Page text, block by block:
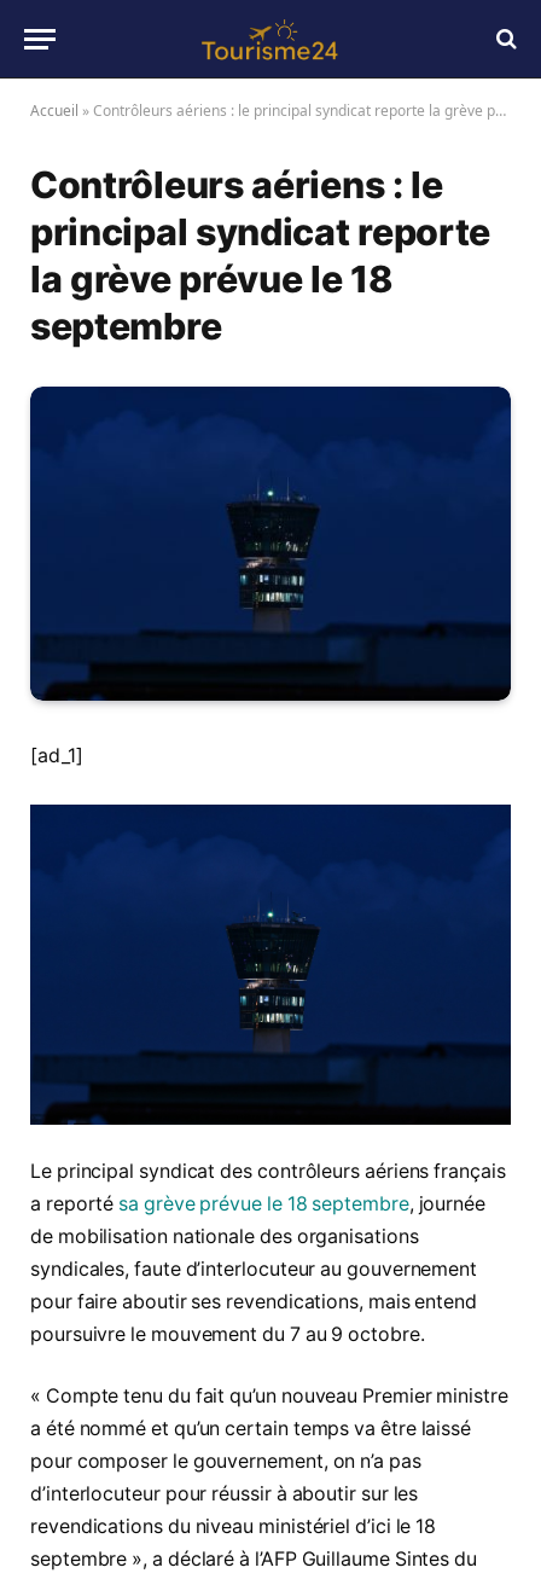
Accueil »Contrôleurs aériens : le principal syndicat reporte la grève prévue le 18 septembre
Contrôleurs aériens : le
principal syndicat reporte
la grève prévue le 18
septembre
[ad_1]
Le principal syndicat des contrôleurs aériens français
a reporté sa grève prévue le 18 septembre, journée
de mobilisation nationale des organisations
syndicales, faute d’interlocuteur au gouvernement
pour faire aboutir ses revendications, mais entend
poursuivre le mouvement du 7 au 9 octobre.
« Compte tenu du fait qu’un nouveau Premier ministre
a été nommé et qu’un certain temps va être laissé
pour composer le gouvernement, on n’a pas
d’interlocuteur pour réussir à aboutir sur les
revendications du niveau ministériel d’ici le 18
septembre », a déclaré à l’AFP Guillaume Sintes du